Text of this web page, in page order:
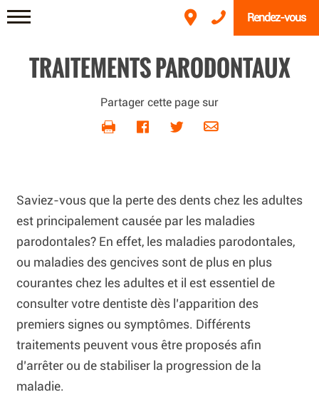
Rendez-vous
TRAITEMENTS PARODONTAUX
Partager cette page sur
Saviez-vous que la perte des dents chez les adultes
est principalement causée par les maladies
parodontales? En effet, les maladies parodontales,
ou maladies des gencives sont de plus en plus
courantes chez les adultes et il est essentiel de
consulter votre dentiste dès l’apparition des
premiers signes ou symptômes. Différents
traitements peuvent vous être proposés afin
d’arrêter ou de stabiliser la progression de la
maladie.